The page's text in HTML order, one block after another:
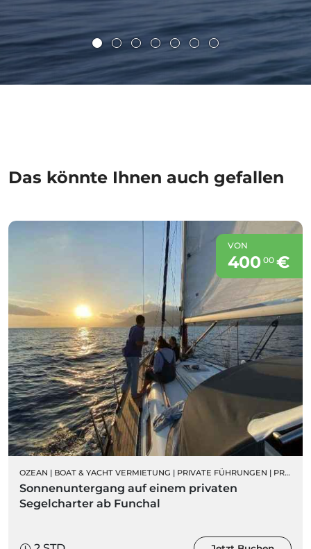
Das könnte Ihnen auch gefallen
VON
400 00€
OZEAN | BOAT & YACHT VERMIETUNG | PRIVATE FÜHRUNGEN | PRIVATE SEGELBOOTCHARTER
Sonnenuntergang auf einem privaten
Segelcharter ab Funchal